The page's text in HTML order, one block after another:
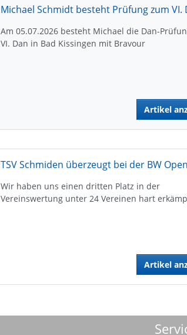
Michael Schmidt besteht Prüfung zum VI.
Am 05.07.2026 besteht Michael die Dan-
VI. Dan in Bad Kissingen mit Bravour
Artikel
TSV Schmiden überzeugt bei der BW
Wir haben uns einen dritten Platz in der
Vereinswertung unter 24 Vereinen hart
Artikel